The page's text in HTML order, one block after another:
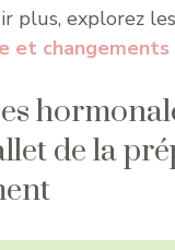
plus, explorez les
et
de la